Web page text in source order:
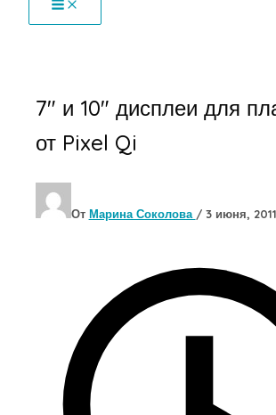
7″ и 10″ дисплеи для
от Pixel Qi
От Марина Соколова / 3 июня, 2011